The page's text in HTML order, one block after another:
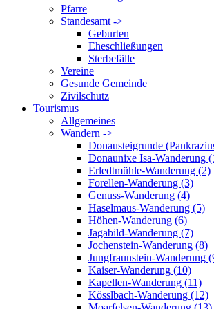
Pfarre
Standesamt ->
Geburten
Eheschließungen
Sterbefälle
Vereine
Gesunde Gemeinde
Zivilschutz
Tourismus
Allgemeines
Wandern ->
Donausteigrunde
Donaunixe Isa-Wanderung
Erledtmühle-Wanderung (2)
Forellen-Wanderung (3)
Genuss-Wanderung (4)
Haselmaus-Wanderung (5)
Höhen-Wanderung (6)
Jagabild-Wanderung (7)
Jochenstein-Wanderung (8)
Jungfraunstein-Wanderung
Kaiser-Wanderung (10)
Kapellen-Wanderung (11)
Kösslbach-Wanderung (12)